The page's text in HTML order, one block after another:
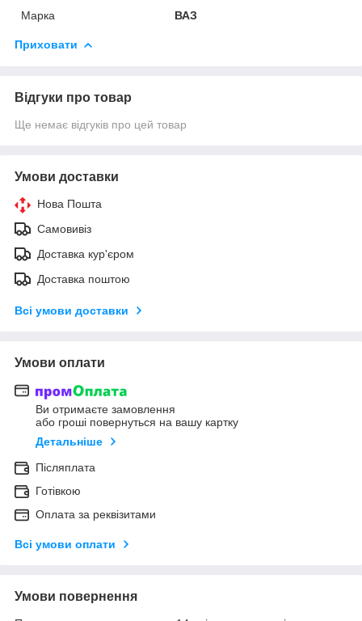
Марка
ВАЗ
Приховати
Відгуки про товар
Ще немає відгуків про цей товар
Умови доставки
Нова Пошта
Самовивіз
Доставка кур'єром
Доставка поштою
Всі умови доставки
Умови оплати
Ви отримаєте замовлення
або гроші повернуться на вашу картку
Детальніше
Післяплата
Готівкою
Оплата за реквізитами
Всі умови оплати
Умови повернення